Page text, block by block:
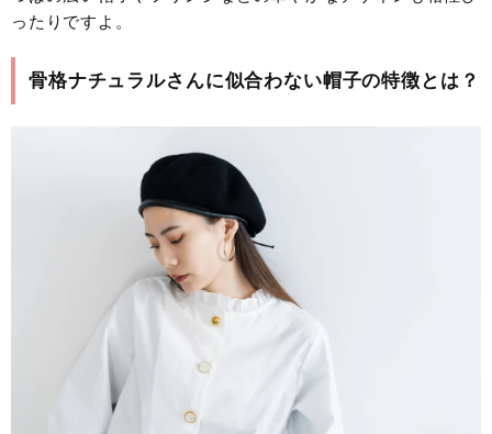
ったりですよ。
骨格ナチュラルさんに似合わない帽子の特徴とは？